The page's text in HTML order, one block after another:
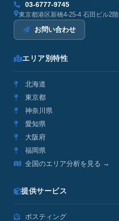
03-6777-9745
東京都港区新橋4-25-4 石田ビル2階
お問い合わせ
エリア別特性
北海道
東京都
神奈川県
愛知県
大阪府
福岡県
全国のエリア分析を見る →
提供サービス
ポスティング